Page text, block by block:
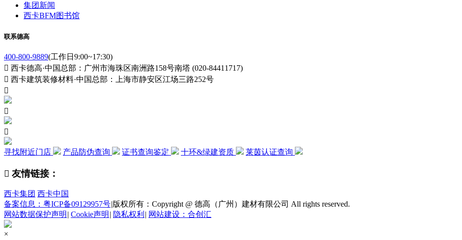
集团新闻
西卡BFM图书馆
联系德高
400-800-9889(工作日9:00~17:30)
 西卡德高·中国总部：广州市海珠区南洲路158号南塔 (020-84411717)
 西卡建筑装修材料·中国总部：上海市静安区江场三路252号



寻找附近门店 产品防伪查询 证书查询鉴定 十环&绿建资质 莱茵认证查询
 友情链接：
西卡集团 西卡中国
备案信息：粤ICP备09129957号|版权所有：Copyright @ 德高（广州）建材有限公司 All rights reserved.
网站数据保护声明 | Cookie声明 | 隐私权利 | 网站建设：合创汇
×